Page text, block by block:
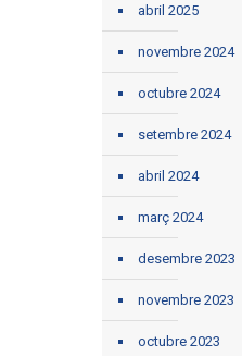
abril 2025
novembre 2024
octubre 2024
setembre 2024
abril 2024
març 2024
desembre 2023
novembre 2023
octubre 2023